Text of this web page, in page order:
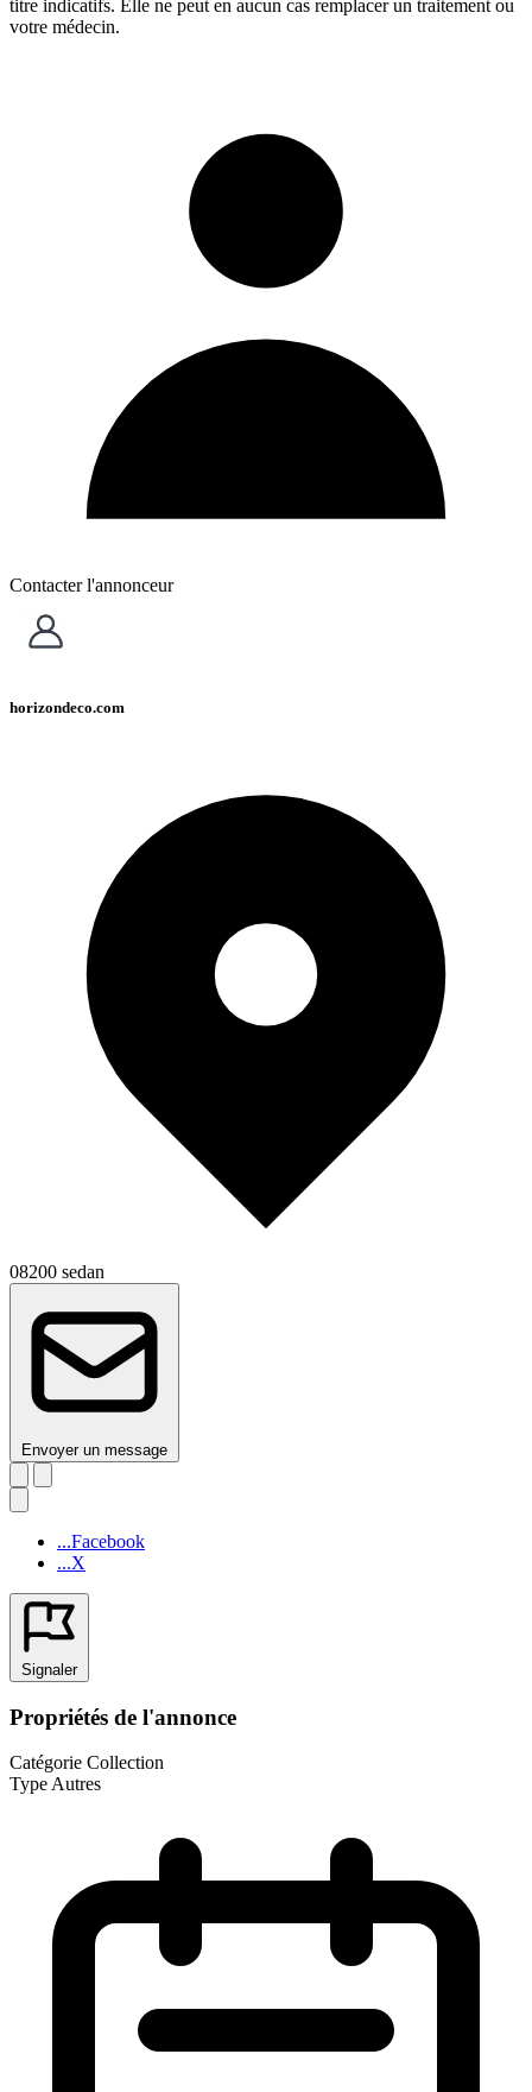
titre indicatifs. Elle ne peut en aucun cas remplacer un traitement ou
votre médecin.
Contacter l'annonceur
horizondeco.com
08200 sedan
Envoyer un message
...Facebook
...X
Signaler
Propriétés de l'annonce
Catégorie Collection
TypeAutres